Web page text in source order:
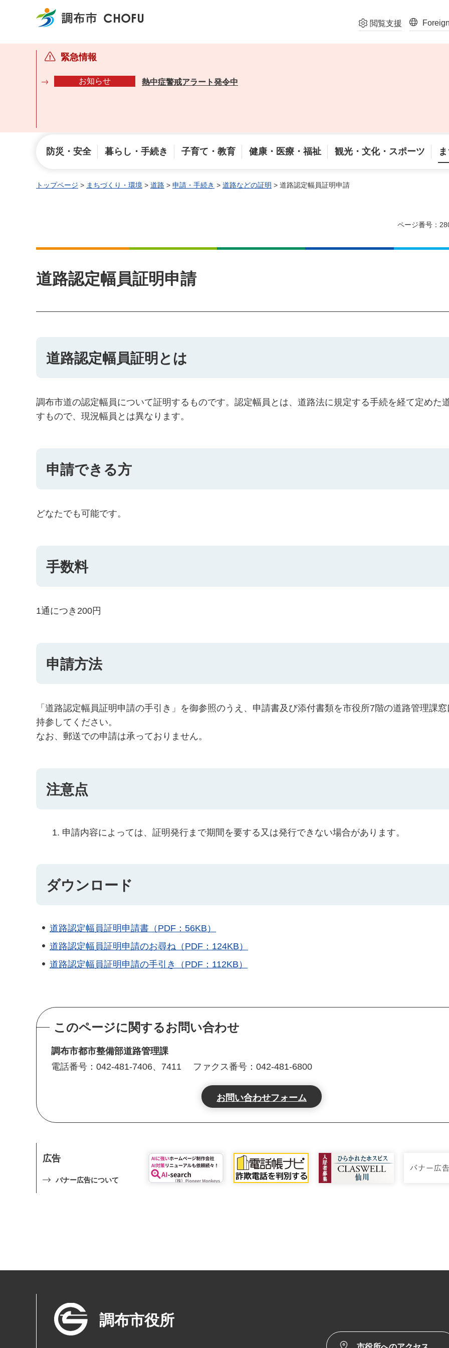
調布市 閲覧支援
緊急情報
お知らせ 熱中症警戒アラート発令中
防災・安全 暮らし・手続き 子育て・教育 健康・医療・福祉 観光・文化・スポーツ
トップページ > まちづくり・環境 > 道路 > 申請・手続き > 道路などの証明 > 道路認定幅員証明申請
ページ番号：
道路認定幅員証明申請
道路認定幅員証明とは
調布市道の認定幅員について証明するものです。認定幅員とは、道路法に規定する手続を経て定めた
すもので、現況幅員とは異なります。
申請できる方
どなたでも可能です。
手数料
1通につき200円
申請方法
「道路認定幅員証明申請の手引き」を御参照のうえ、申請書及び添付書類を市役所7階の道路管理課
持参してください。
なお、郵送での申請は承っておりません。
注意点
申請内容によっては、証明発行まで期間を要する又は発行できない場合があります。
ダウンロード
道路認定幅員証明申請書（PDF：56KB）
道路認定幅員証明申請のお尋ね（PDF：124KB）
道路認定幅員証明申請の手引き（PDF：112KB）
このページに関するお問い合わせ
調布市都市整備部道路管理課
電話番号：042-481-7406、7411
ファクス番号：042-481-6800
広告
バナー広告について
調布市役所